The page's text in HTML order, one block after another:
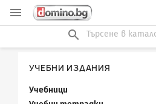

search
УЧЕБНИ ИЗДАНИЯ
Учебници